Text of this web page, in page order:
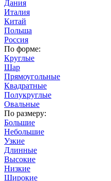
Дания
Италия
Китай
Польша
Россия
По форме:
Круглые
Шар
Прямоугольные
Квадратные
Полукруглые
Овальные
По размеру:
Большие
Небольшие
Узкие
Длинные
Высокие
Низкие
Широкие